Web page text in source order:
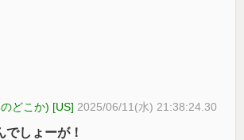
どこか) [US] 2025/06/11(水) 21:38:24.30
でしょーが！